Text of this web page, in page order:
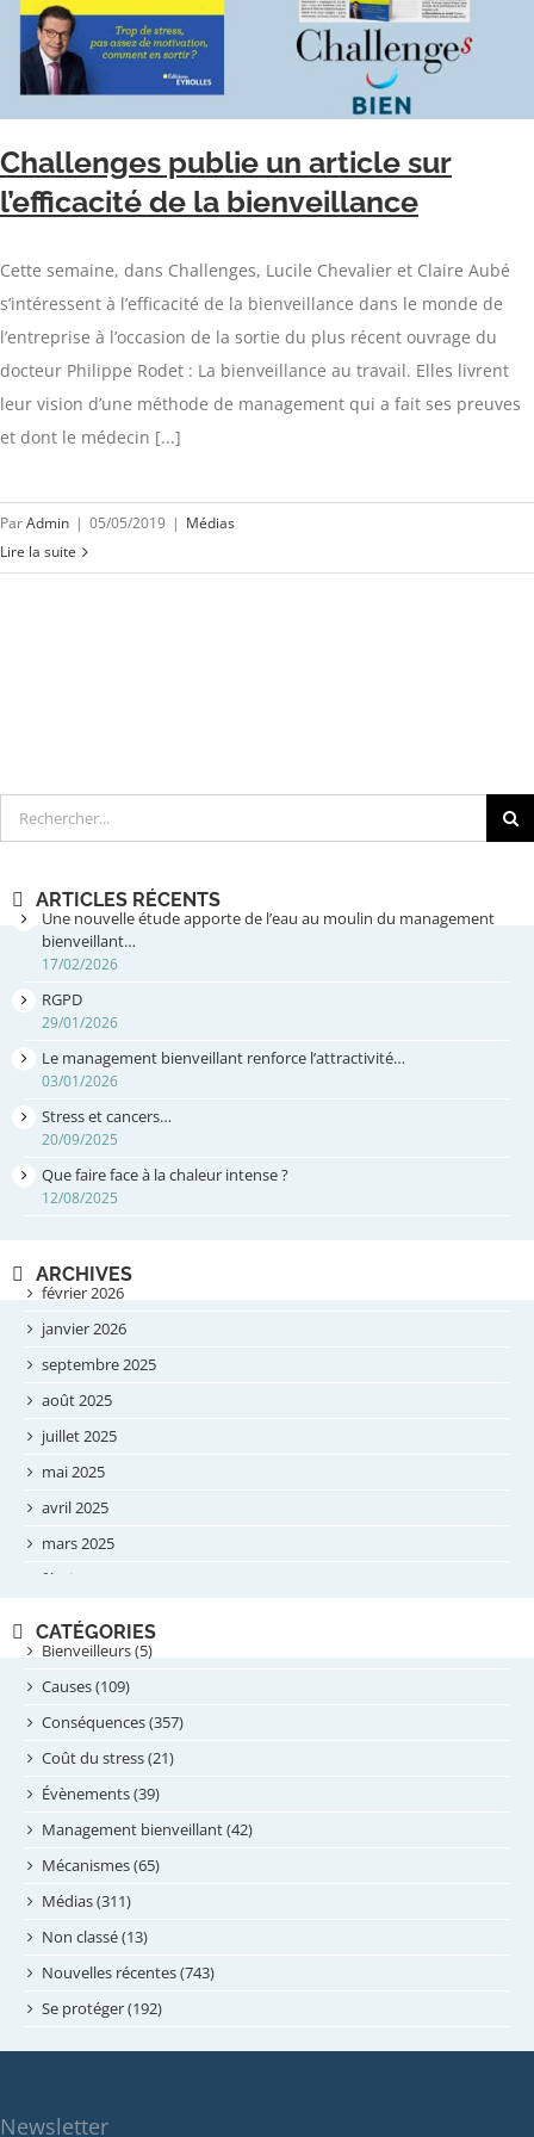
Challenges publie un article sur
l’efficacité de la bienveillance
Cette semaine, dans Challenges, Lucile Chevalier et Claire Aubé
s’intéressent à l’efficacité de la bienveillance dans le monde de
l’entreprise à l’occasion de la sortie du plus récent ouvrage du
docteur Philippe Rodet : La bienveillance au travail. Elles livrent
leur vision d’une méthode de management qui a fait ses preuves
et dont le médecin [...]
ParAdmin | 05/05/2019 | Médias
Lire la suite
Rechercher
ARTICLES RÉCENTS
Une nouvelle étude apporte de l’eau au moulin du management
bienveillant…
17/02/2026
RGPD
29/01/2026
Le management bienveillant renforce l’attractivité…
03/01/2026
Stress et cancers…
20/09/2025
Que faire face à la chaleur intense ?
12/08/2025
ARCHIVES
février 2026
janvier 2026
septembre 2025
août 2025
juillet 2025
mai 2025
avril 2025
mars 2025
février 2025
septembre 2024
août 2024
juillet 2024
juin 2024
mai 2024
avril 2024
février 2024
janvier 2024
novembre 2023
octobre 2023
septembre 2023
mars 2023
CATÉGORIES
Bienveilleurs (5)
Causes (109)
Conséquences (357)
Coût du stress (21)
Évènements (39)
Management bienveillant (42)
Mécanismes (65)
Médias (311)
Non classé (13)
Nouvelles récentes (743)
Se protéger (192)
Newsletter